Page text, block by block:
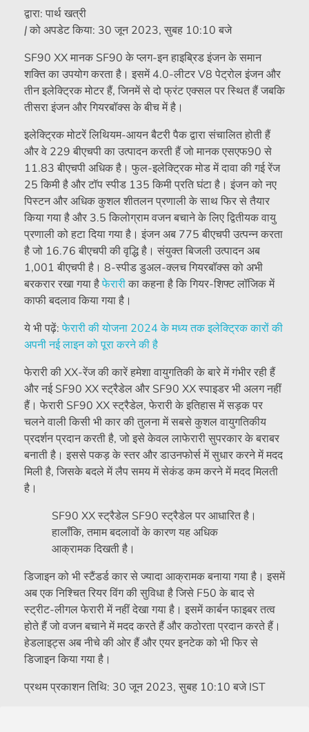
द्वारा: पार्थ खत्री
|को अपडेट किया: 30 जून 2023, सुबह 10:10 बजे
SF90 XX मानक SF90 के प्लग-इन हाइब्रिड इंजन के समान
शक्ति का उपयोग करता है। इसमें 4.0-लीटर V8 पेट्रोल इंजन और
तीन इलेक्ट्रिक मोटर हैं, जिनमें से दो फ्रंट एक्सल पर स्थित हैं जबकि
तीसरा इंजन और गियरबॉक्स के बीच में है।
इलेक्ट्रिक मोटरें लिथियम-आयन बैटरी पैक द्वारा संचालित होती हैं
और वे 229 बीएचपी का उत्पादन करती हैं जो मानक एसएफ90 से
11.83 बीएचपी अधिक है। फुल-इलेक्ट्रिक मोड में दावा की गई रेंज
25 किमी है और टॉप स्पीड 135 किमी प्रति घंटा है। इंजन को नए
पिस्टन और अधिक कुशल शीतलन प्रणाली के साथ फिर से तैयार
किया गया है और 3.5 किलोग्राम वजन बचाने के लिए द्वितीयक वायु
प्रणाली को हटा दिया गया है। इंजन अब 775 बीएचपी उत्पन्न करता
है जो 16.76 बीएचपी की वृद्धि है। संयुक्त बिजली उत्पादन अब
1,001 बीएचपी है। 8-स्पीड डुअल-क्लच गियरबॉक्स को अभी
बरकरार रखा गया हैफेरारीका कहना है कि गियर-शिफ्ट लॉजिक में
काफी बदलाव किया गया है।
ये भी पढ़ें:फेरारी की योजना 2024 के मध्य तक इलेक्ट्रिक कारों की
अपनी नई लाइन को पूरा करने की है
फेरारी की XX-रेंज की कारें हमेशा वायुगतिकी के बारे में गंभीर रही हैं
और नई SF90 XX स्ट्रैडेल और SF90 XX स्पाइडर भी अलग नहीं
हैं। फेरारी SF90 XX स्ट्रैडेल, फेरारी के इतिहास में सड़क पर
चलने वाली किसी भी कार की तुलना में सबसे कुशल वायुगतिकीय
प्रदर्शन प्रदान करती है, जो इसे केवल लाफेरारी सुपरकार के बराबर
बनाती है। इससे पकड़ के स्तर और डाउनफोर्स में सुधार करने में मदद
मिली है, जिसके बदले में लैप समय में सेकंड कम करने में मदद मिलती
है।
SF90 XX स्ट्रैडेल SF90 स्ट्रैडेल पर आधारित है।
हालाँकि, तमाम बदलावों के कारण यह अधिक
आक्रामक दिखती है।
डिजाइन को भी स्टैंडर्ड कार से ज्यादा आक्रामक बनाया गया है। इसमें
अब एक निश्चित रियर विंग की सुविधा है जिसे F50 के बाद से
स्ट्रीट-लीगल फेरारी में नहीं देखा गया है। इसमें कार्बन फाइबर तत्व
होते हैं जो वजन बचाने में मदद करते हैं और कठोरता प्रदान करते हैं।
हेडलाइट्स अब नीचे की ओर हैं और एयर इनटेक को भी फिर से
डिजाइन किया गया है।
प्रथम प्रकाशन तिथि: 30 जून 2023, सुबह 10:10 बजे IST